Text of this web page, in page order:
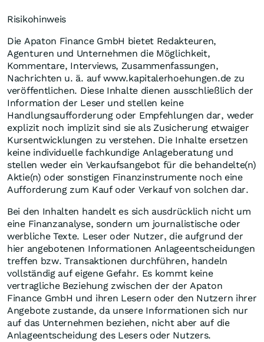
Risikohinweis
Die Apaton Finance GmbH bietet Redakteuren,
Agenturen und Unternehmen die Möglichkeit,
Kommentare, Interviews, Zusammenfassungen,
Nachrichten u. ä. auf www.kapitalerhoehungen.de zu
veröffentlichen. Diese Inhalte dienen ausschließlich der
Information der Leser und stellen keine
Handlungsaufforderung oder Empfehlungen dar, weder
explizit noch implizit sind sie als Zusicherung etwaiger
Kursentwicklungen zu verstehen. Die Inhalte ersetzen
keine individuelle fachkundige Anlageberatung und
stellen weder ein Verkaufsangebot für die behandelte(n)
Aktie(n) oder sonstigen Finanzinstrumente noch eine
Aufforderung zum Kauf oder Verkauf von solchen dar.
Bei den Inhalten handelt es sich ausdrücklich nicht um
eine Finanzanalyse, sondern um journalistische oder
werbliche Texte. Leser oder Nutzer, die aufgrund der
hier angebotenen Informationen Anlageentscheidungen
treffen bzw. Transaktionen durchführen, handeln
vollständig auf eigene Gefahr. Es kommt keine
vertragliche Beziehung zwischen der der Apaton
Finance GmbH und ihren Lesern oder den Nutzern ihrer
Angebote zustande, da unsere Informationen sich nur
auf das Unternehmen beziehen, nicht aber auf die
Anlageentscheidung des Lesers oder Nutzers.